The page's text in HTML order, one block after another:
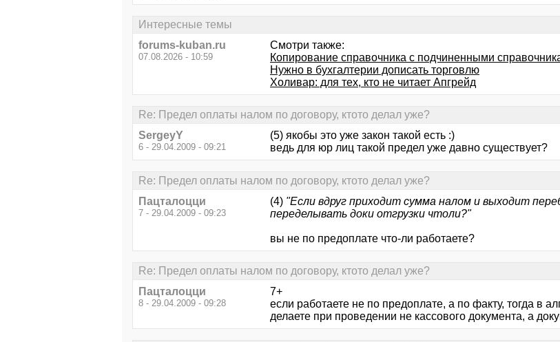
Интересные темы
forums-kuban.ru
07.08.2026 - 10:59
Смотри также:
Копирование справочника с подчиненными
Нужно в бухгалтерии дописать торговлю
Холивар: для тех, кто не читает Апгрейд
Re: Предел оплаты налом по договору, ктото делал уже?
SergeyY
6 - 29.04.2009 - 09:21
(5) якобы это уже закон такой есть :)
ведь для юр лиц такой предел уже давно существует?
Re: Предел оплаты налом по договору, ктото делал уже?
Пацталоцци
7 - 29.04.2009 - 09:23
(4) "Если вдруг приходит сумма налом и выходит
переделывать доки отгрузки чтоли?"
вы не по предоплате что-ли работаете?
Re: Предел оплаты налом по договору, ктото делал уже?
Пацталоцци
8 - 29.04.2009 - 09:28
7+
если работаете не по предоплате, а по факту, тогда в
делаете при проведении не кассового документа, а